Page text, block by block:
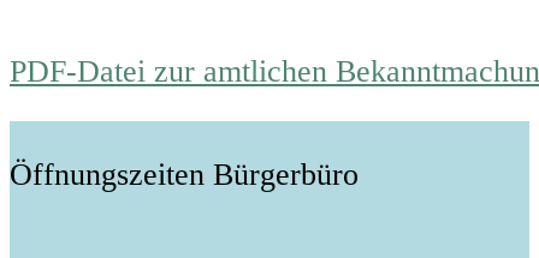
PDF-Datei zur amtlichen
Öffnungszeiten Bürgerbüro